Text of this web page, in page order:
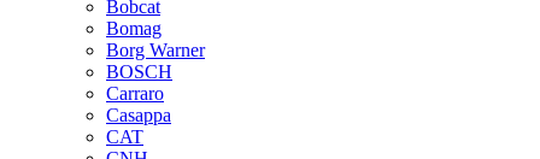
Bobcat
Bomag
Borg Warner
BOSCH
Carraro
Casappa
CAT